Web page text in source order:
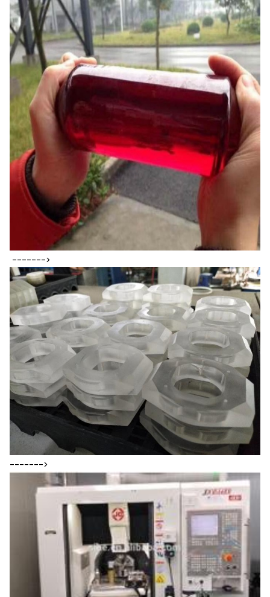
------->
------->